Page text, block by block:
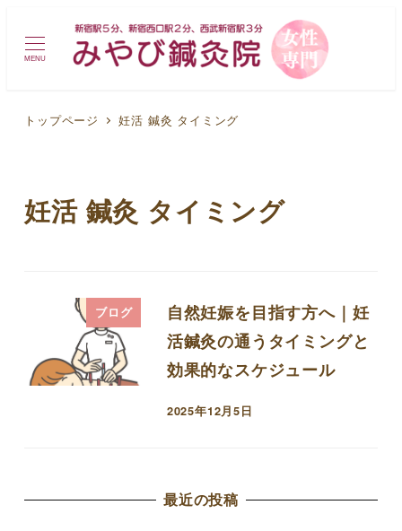
MENU
トップページ 妊活 鍼灸 タイミング
妊活 鍼灸 タイミング
ブログ
自然妊娠を目指す方へ｜妊
活鍼灸の通うタイミングと
効果的なスケジュール
投稿日
2025年12月5日
最近の投稿